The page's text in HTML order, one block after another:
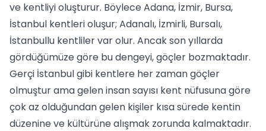
ve kentliyi oluşturur. Böylece Adana, İzmir, Bursa,
İstanbul kentleri oluşur; Adanalı, İzmirli, Bursalı,
İstanbullu kentliler var olur. Ancak son yıllarda
gördüğümüze göre bu dengeyi, göçler bozmaktadır.
Gerçi İstanbul gibi kentlere her zaman göçler
olmuştur ama gelen insan sayısı kent nüfusuna göre
çok az olduğundan gelen kişiler kısa sürede kentin
düzenine ve kültürüne alışmak zorunda kalmaktadır.